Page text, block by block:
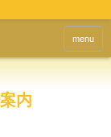
menu
内